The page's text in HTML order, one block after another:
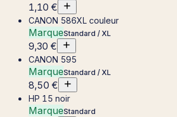
1,10 €
CANON 586XL couleur
MarqueStandard / XL
9,30 €
CANON 595
MarqueStandard / XL
8,50 €
HP 15 noir
MarqueStandard